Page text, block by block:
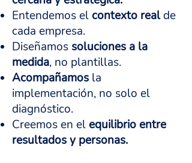
Entendemos elcontexto realde
cada empresa.
Diseñamos soluciones a la
medida, no plantillas.
Acompañamos la
implementación, no solo el
diagnóstico.
Creemos en elequilibrio entre
resultados y personas.